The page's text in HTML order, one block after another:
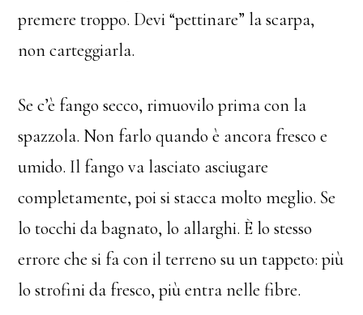
premere troppo. Devi “pettinare” la scarpa,
non carteggiarla.
Se c’è fango secco, rimuovilo prima con la
spazzola. Non farlo quando è ancora fresco e
umido. Il fango va lasciato asciugare
completamente, poi si stacca molto meglio. Se
lo tocchi da bagnato, lo allarghi. È lo stesso
errore che si fa con il terreno su un tappeto: più
lo strofini da fresco, più entra nelle fibre.